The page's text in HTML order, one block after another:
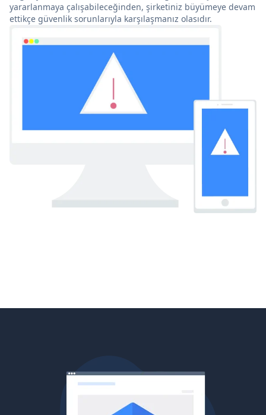
yararlanmaya çalışabileceğinden, şirketiniz büyümeye devam
ettikçe güvenlik sorunlarıyla karşılaşmanız olasıdır.